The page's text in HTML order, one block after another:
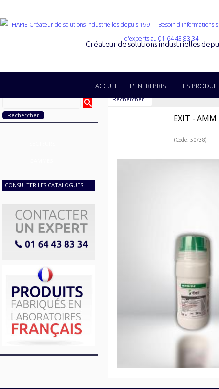
Créateur de solutions industrielles
ACCUEIL L'ENTREPRISE LES
CONSULTER LES CATALOGUES
Rechercher
EXIT -
(Code: 50738)